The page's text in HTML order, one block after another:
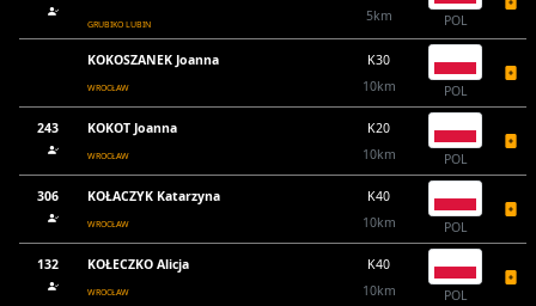
GRUBIKO LUBIN
5km
POL
KOKOSZANEK Joanna
WROCŁAW
K30
10km
POL
243 KOKOT Joanna
WROCŁAW
K20
10km
POL
306 KOŁACZYK Katarzyna
WROCŁAW
K40
10km
POL
132 KOŁECZKO Alicja
WROCŁAW
K40
10km
POL